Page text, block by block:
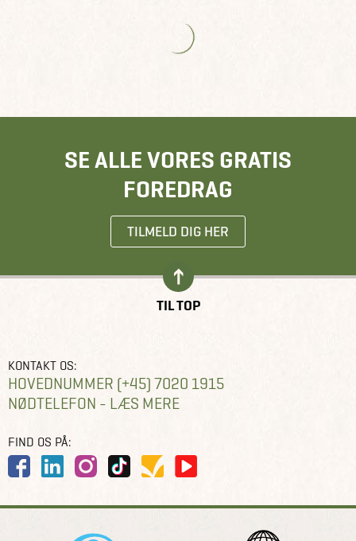
SE ALLE VORES GRATIS
FOREDRAG
TILMELD DIG HER
TIL TOP
KONTAKT OS:
HOVEDNUMMER (+45) 7020 1915
NØDTELEFON - LÆS MERE
FIND OS PÅ: